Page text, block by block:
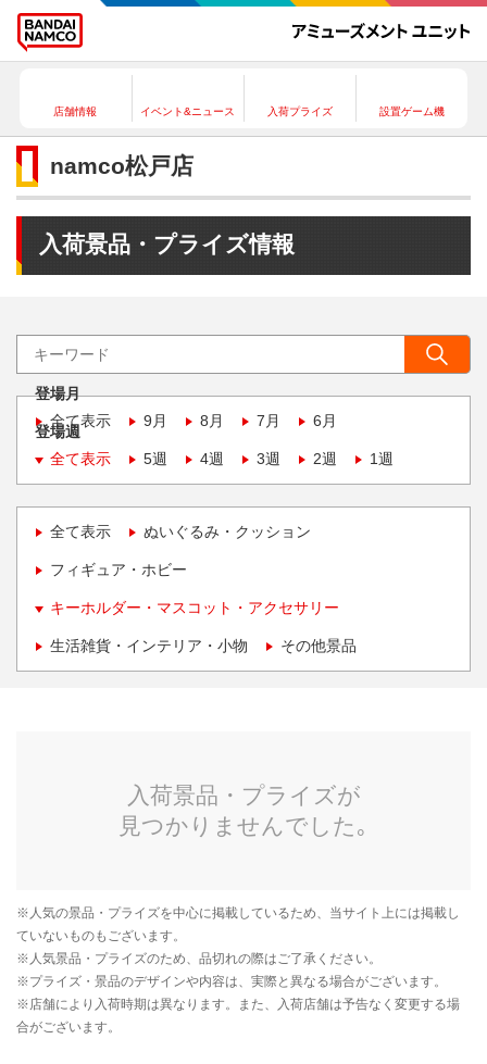
店舗情報 イベント&ニュース 入荷プライズ 設置ゲーム機
namco松戸店
入荷景品・プライズ情報
登場月
全て表示
9月 8月 7月 6月
登場週
全て表示
5週 4週 3週 2週 1週
全て表示 ぬいぐるみ・クッション
フィギュア・ホビー
キーホルダー・マスコット・アクセサリー
生活雑貨・インテリア・小物 その他景品